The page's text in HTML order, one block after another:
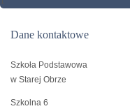
Dane kontaktowe
Szkoła Podstawowa
w Starej Obrze
Szkolna 6